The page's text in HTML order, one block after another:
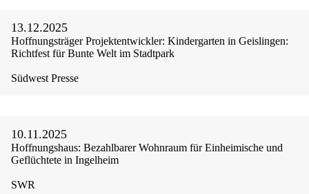
13.12.2025
Hoffnungsträger Projektentwickler: Kindergarten in Geislingen:
Richtfest für Bunte Welt im Stadtpark
Südwest Presse
10.11.2025
Hoffnungshaus: Bezahlbarer Wohnraum für Einheimische und
Geflüchtete in Ingelheim
SWR